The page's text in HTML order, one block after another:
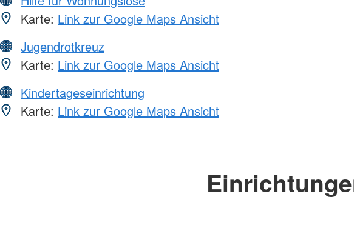
Karte: Link zur Google Maps Ansicht
Jugendrotkreuz
Karte: Link zur Google Maps Ansicht
Kindertageseinrichtung
Karte: Link zur Google Maps Ansicht